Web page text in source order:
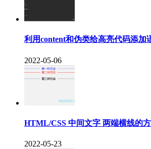
利用content和伪类给高亮代码添加
2022-05-06
HTML/CSS 中间文字 两端横线的
2022-05-23